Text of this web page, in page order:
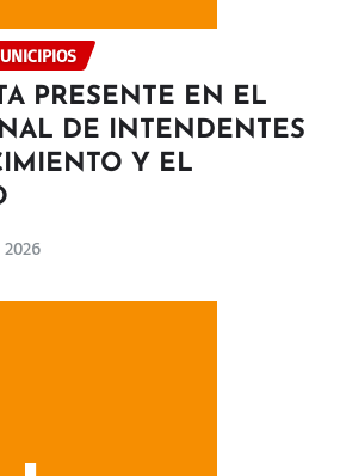
PRESENTE EN EL
DE INTENDENTES
Y EL
2026